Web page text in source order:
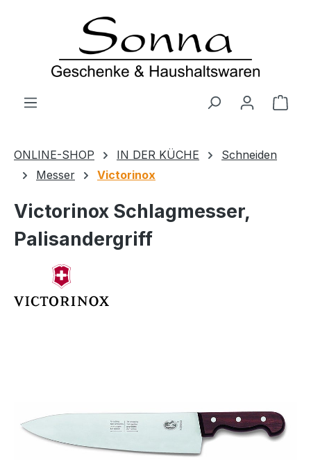
Zum Hauptinhalt springen
ONLINE-SHOP IN DER KÜCHE
Schneiden
Messer
Victorinox
Victorinox Schlagmesser,
Palisandergriff